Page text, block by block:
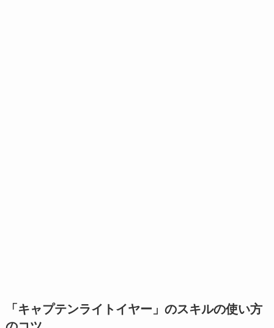
「キャプテンライトイヤー」のスキルの使い方